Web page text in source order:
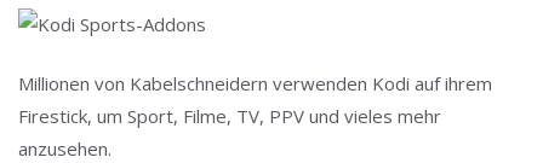
Millionen von Kabelschneidern verwenden Kodi auf ihrem
Firestick, um Sport, Filme, TV, PPV und vieles mehr
anzusehen.